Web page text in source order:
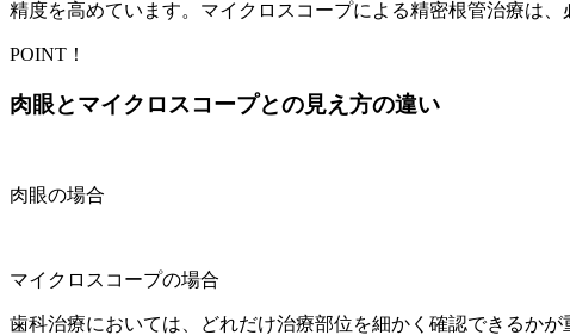
精度を高めています。マイクロスコープによる精密根管治療は
POINT！
肉眼とマイクロスコープとの見え方の違い
肉眼の場合
マイクロスコープの場合
歯科治療においては、どれだけ治療部位を細かく確認できるか